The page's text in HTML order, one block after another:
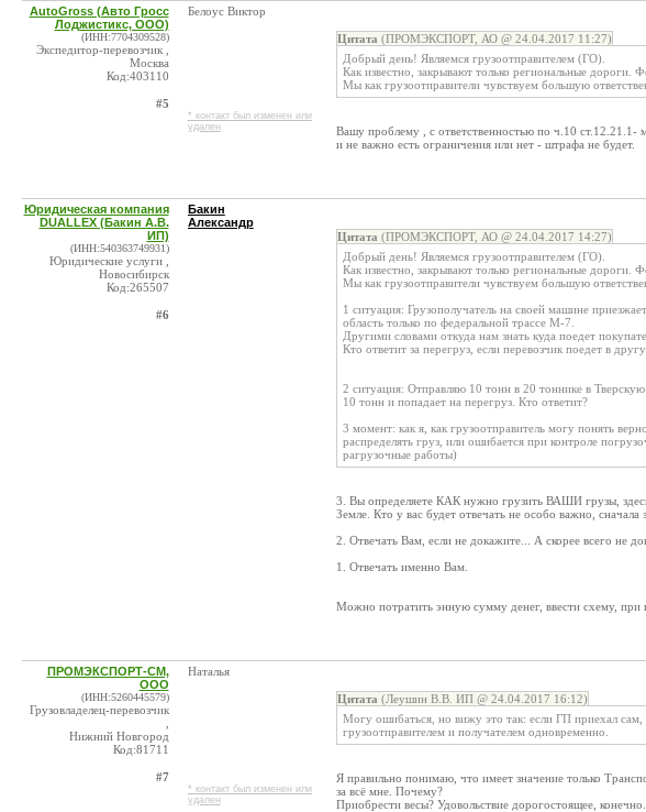
AutoGross (Авто Гросс
Лоджистикс, ООО)
(ИНН:7704309528)
Экспедитор-перевозчик ,
Москва
Код:403110
#5
Белоус Виктор
* контакт был изменен или
удален
Цитата (ПРОМЭКСПОРТ, АО @ 24.04.2017 11:27)
Добрый день! Являемся грузоотправителем (ГО).
Как известно, закрывают только региональные дороги.
Мы как грузоотправители чувствуем большую
Вашу проблему , с ответственностью по ч.10 ст.12.21.1-
и не важно есть ограничения или нет - штрафа не будет.
Юридическая компания
DUALLEX (Бакин А.В.
ИП)
(ИНН:540363749931)
Юридические услуги ,
Новосибирск
Код:265507
#6
Бакин
Александр
Цитата (ПРОМЭКСПОРТ, АО @ 24.04.2017 14:27)
Добрый день! Являемся грузоотправителем (ГО).
Как известно, закрывают только региональные дороги.
Мы как грузоотправители чувствуем большую
1 ситуация: Грузополучатель на своей машине
область только по федеральной трассе М-7.
Другими словами откуда нам знать куда поедет
Кто ответит за перегруз, если перевозчик поедет в
2 ситуация: Отправляю 10 тонн в 20 тоннике в
10 тонн и попадает на перегруз. Кто ответит?
3 момент: как я, как грузоотправитель могу понять
распределять груз, или ошибается при контроле
рагрузочные работы)
3. Вы определяете КАК нужно грузить ВАШИ грузы,
Земле. Кто у вас будет отвечать не особо важно, сначала
2. Отвечать Вам, если не докажите... А скорее всего не
1. Отвечать именно Вам.
Можно потратить энную сумму денег, ввести схему, при
ПРОМЭКСПОРТ-СМ,
ООО
(ИНН:5260445579)
Грузовладелец-перевозчик
Нижний Новгород
Код:81711
#7
Наталья
* контакт был изменен или
удален
Цитата (Леушин В.В. ИП @ 24.04.2017 16:12)
Могу ошибаться, но вижу это так: если ГП приехал
грузоотправителем и получателем одновременно.
Я правильно понимаю, что имеет значение только
за всё мне. Почему?
Приобрести весы? Удовольствие дорогостоящее,